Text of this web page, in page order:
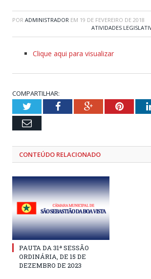
POR ADMINISTRADOR EM 19 DE FEVEREIRO DE 2018
ATIVIDADES
Clique aqui para visualizar
COMPARTILHAR:
TwitterFacebookGoogle+
Email
CONTEÚDO RELACIONADO
PAUTA DA 31ª SESSÃO
ORDINÁRIA, DE 15 DE
DEZEMBRO DE 2023